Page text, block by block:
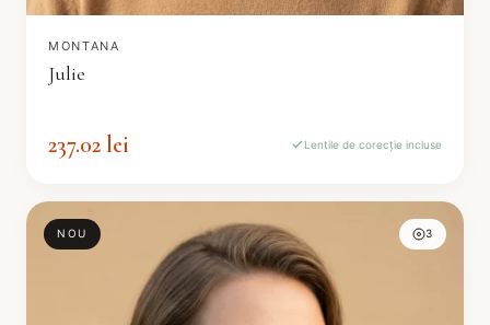
MONTANA
Julie
237.02 lei Lentile de corecție incluse
NOU 3